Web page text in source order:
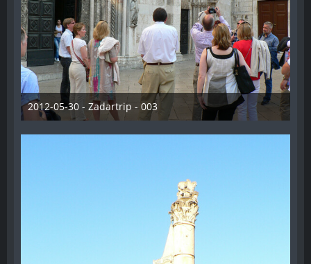
2012-05-30 - Zadartrip - 003
28. Dezember 2012